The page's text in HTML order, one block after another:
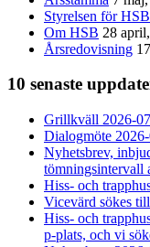
Styrelsen för
Om HSB 28
Årsredovisning
10 senaste
Grillkväll 2026-
Dialogmöte
Nyhetsbrev,
tömningsintervall
Hiss- och
Vicevärd sökes
Hiss- och
p-plats, och vi